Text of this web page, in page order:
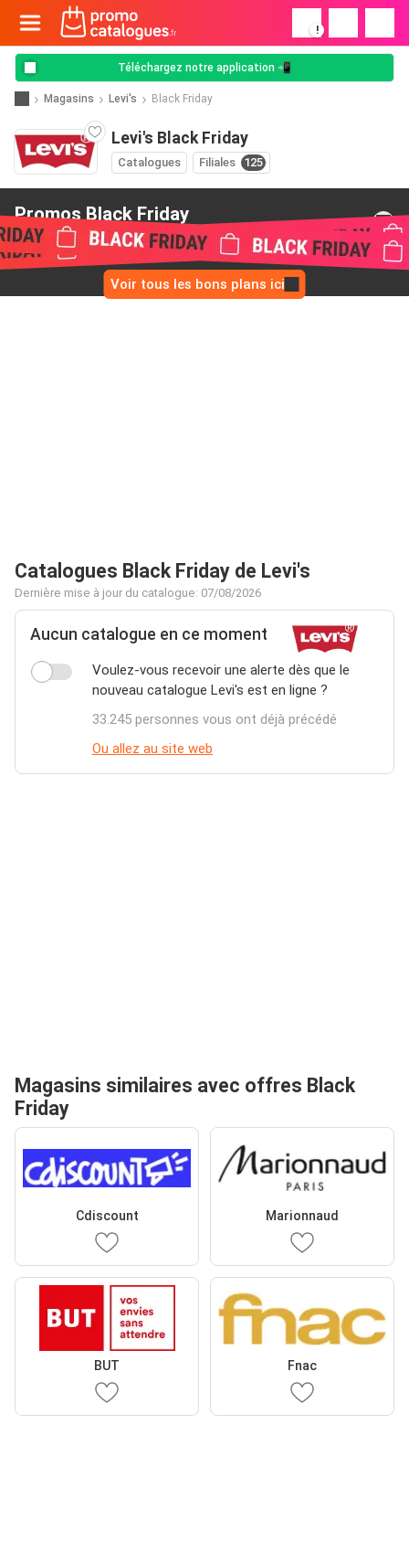
!
Téléchargez notre application 📲
Magasins Levi's Black Friday
Levi's Black Friday
Catalogues Filiales 125
Promos Black Friday
de Levi's
Voir tous les bons plans ici
Catalogues Black Friday de Levi's
Dernière mise à jour du catalogue: 07/08/2026
Aucun catalogue en ce moment
Voulez-vous recevoir une alerte dès que le
nouveau catalogue Levi's est en ligne ?
33.245 personnes vous ont déjà précédé
Ou allez au site web
Magasins similaires avec offres Black
Friday
Cdiscount Marionnaud
BUT Fnac